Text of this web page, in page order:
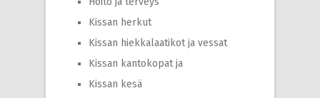
Kissan herkut
Kissan hiekkalaatikot ja vessat
Kissan kantokopat ja
Kissan kesä